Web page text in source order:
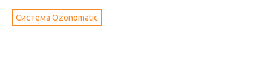
Система Ozonomatic